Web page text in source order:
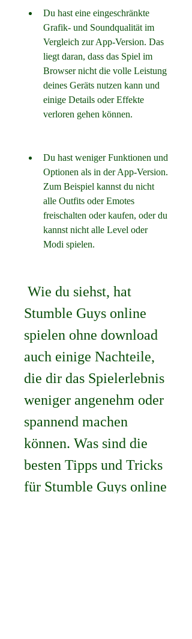
Du hast eine eingeschränkte
Grafik- und Soundqualität im
Vergleich zur App-Version. Das
liegt daran, dass das Spiel im
Browser nicht die volle Leistung
deines Geräts nutzen kann und
einige Details oder Effekte
verloren gehen können.
Du hast weniger Funktionen und
Optionen als in der App-Version.
Zum Beispiel kannst du nicht
alle Outfits oder Emotes
freischalten oder kaufen, oder du
kannst nicht alle Level oder
Modi spielen.
Stumble Guys online
spielen ohne download
auch einige Nachteile,
die dir das Spielerlebnis
weniger angenehm oder
spannend machen
können. Was sind die
besten Tipps und Tricks
für Stumble Guys online